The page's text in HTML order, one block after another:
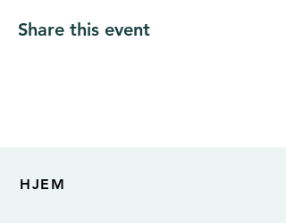
Share this event
HJEM